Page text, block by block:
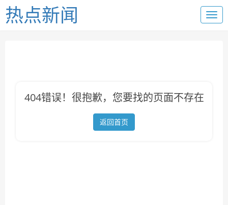
热点新闻
404错误！很抱歉，您要找的页面不存在
返回首页